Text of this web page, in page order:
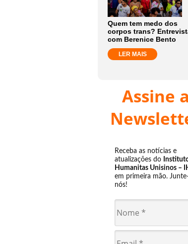
Quem tem medo dos
corpos trans?
com Berenice Bento
LER MAIS
Assine a
Receba as notícias e
atualizações do
Humanitas Unisinos –
em primeira mão.
nós!